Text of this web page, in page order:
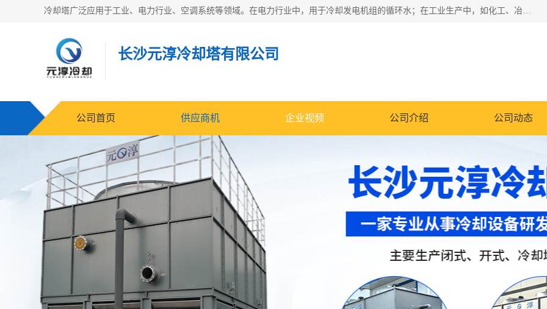
冷却塔广泛应用于工业、电力行业、空调系统等领域。在电力行业中，用于冷却发电机组的循环水；在工业生产中，如化工、冶金等行业，可降低生产过程中产生的热量；在空调系统中，为空调设备提供冷却水源
长沙元淳冷却塔有限公司
公司首页 供应商机 企业视频 公司介绍 公司动态